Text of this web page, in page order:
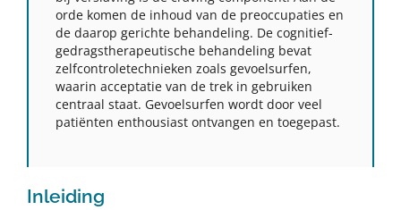
orde komen de inhoud van de preoccupaties en
de daarop gerichte behandeling. De cognitief-
gedragstherapeutische behandeling bevat
zelfcontroletechnieken zoals gevoelsurfen,
waarin acceptatie van de trek in gebruiken
centraal staat. Gevoelsurfen wordt door veel
patiënten enthousiast ontvangen en toegepast.
Inleiding